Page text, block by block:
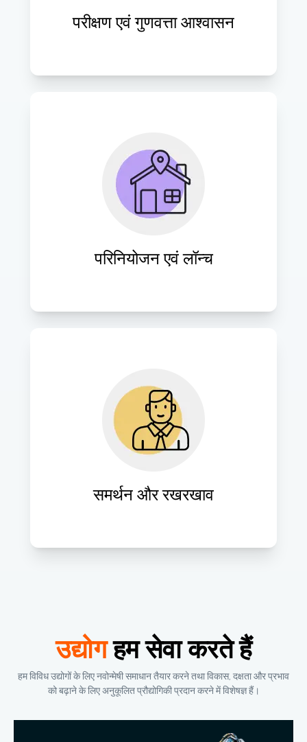
परीक्षण एवं गुणवत्ता आश्वासन
परिनियोजन एवं लॉन्च
वेबसाइटों का समय पर लॉन्च सुनिश्चित करने,
दृश्यता और उपयोगकर्ता जुड़ाव को अधिकतम
करने के लिए सुचारू परिनियोजन प्रक्रियाएँ
समर्थन और रखरखाव
वेबसाइट के प्रदर्शन को बनाए रखने और बदलती
ज़रूरतों को पूरा करने के लिए निरंतर समर्थन और
रखरखाव सेवाएँ प्रदान करें, जिससे दीर्घकालिक
उद्योगहम सेवा करते हैं
हम विविध उद्योगों के लिए नवोन्मेषी समाधान तैयार करने तथा विकास, दक्षता और प्रभाव
को बढ़ाने के लिए अनुकूलित प्रौद्योगिकी प्रदान करने में विशेषज्ञ हैं।